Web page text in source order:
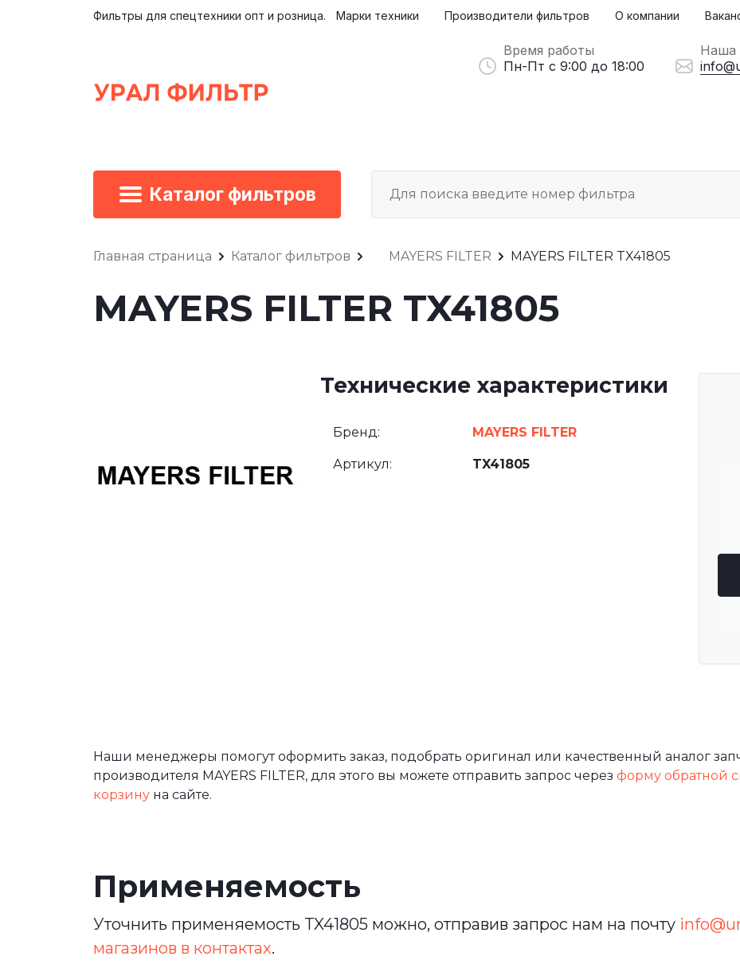
Каталог фильтров
Фильтры для спецтехники опт и розница. Марки техники Производители фильтров О компании
Время работы
Пн-Пт с 9:00 до 18:00
Наша
Главная страница Каталог фильтров MAYERS FILTER MAYERS FILTER TX41805
MAYERS FILTER TX41805
Технические характеристики
Бренд: MAYERS FILTER
Артикул: TX41805
Наши менеджеры помогут оформить заказ, подобрать оригинал или качественный аналог
производителя MAYERS FILTER, для этого вы можете отправить запрос через форму обратной
корзину на сайте.
Применяемость
Уточнить применяемость TX41805 можно, отправив запрос нам на почту
магазинов в контактах.